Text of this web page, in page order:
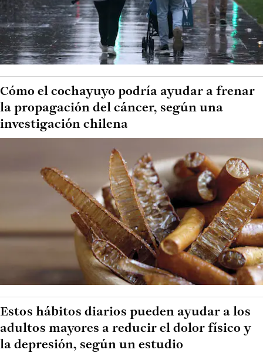
Cómo el cochayuyo podría ayudar a frenar
la propagación del cáncer, según una
investigación chilena
Estos hábitos diarios pueden ayudar a los
adultos mayores a reducir el dolor físico y
la depresión, según un estudio